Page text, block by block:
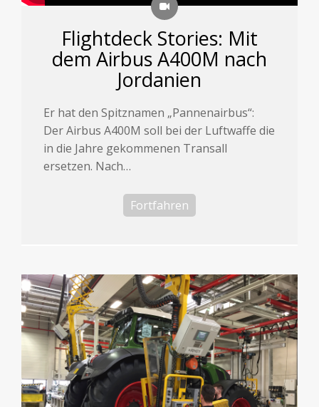
Flightdeck Stories: Mit
dem Airbus A400M nach
Jordanien
Er hat den Spitznamen „Pannenairbus“:
Der Airbus A400M soll bei der Luftwaffe die
in die Jahre gekommenen Transall
ersetzen. Nach…
Fortfahren